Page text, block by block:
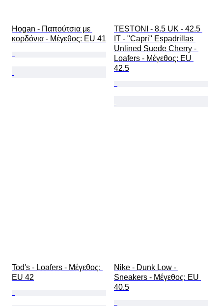
Hogan - Παπούτσια με
κορδόνια - Mέγεθος: EU 41
TESTONI - 8.5 UK - 42.5
IT - "Capri" Espadrillas
Unlined Suede Cherry -
Loafers - Mέγεθος: EU
42.5
Tod's - Loafers - Mέγεθος:
EU 42
Nike - Dunk Low -
Sneakers - Mέγεθος: EU
40.5